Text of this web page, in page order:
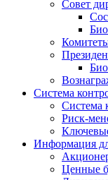
Совет
Система
Система
Риск-
Информация
Ценные